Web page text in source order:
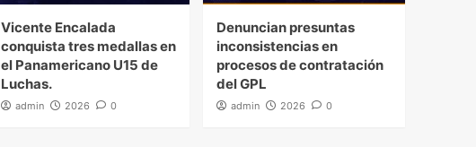
Vicente Encalada
conquista tres medallas en
el Panamericano U15 de
Luchas.
admin 2026 0
Denuncian presuntas
inconsistencias en
procesos de contratación
del GPL
admin 2026 0